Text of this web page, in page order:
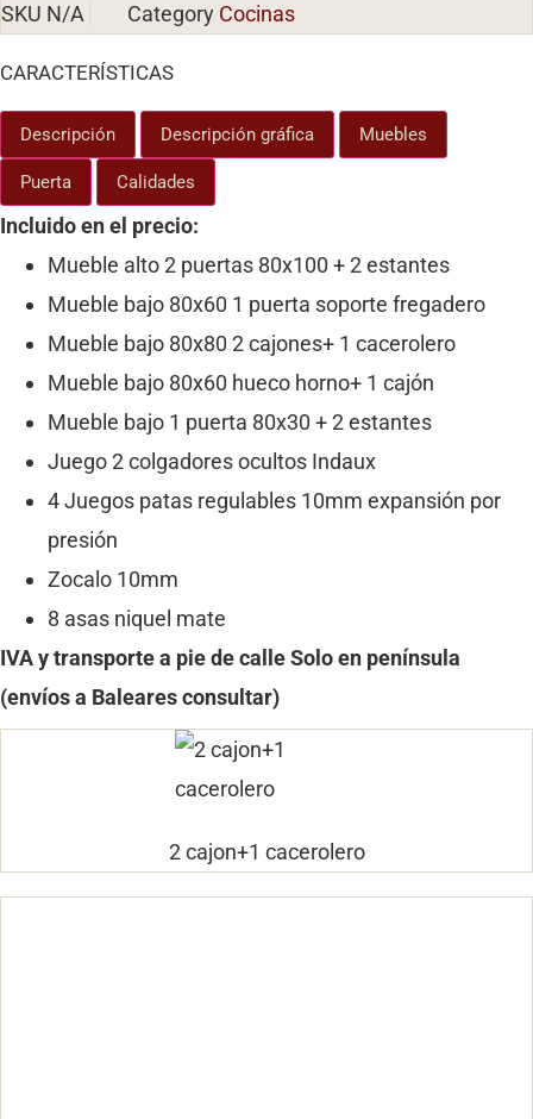
SKU N/A Category Cocinas
CARACTERÍSTICAS
Descripción Descripción gráfica Muebles
Puerta Calidades
Incluido en el precio:
Mueble alto 2 puertas 80x100 + 2 estantes
Mueble bajo 80x60 1 puerta soporte fregadero
Mueble bajo 80x80 2 cajones+ 1 cacerolero
Mueble bajo 80x60 hueco horno+ 1 cajón
Mueble bajo 1 puerta 80x30 + 2 estantes
Juego 2 colgadores ocultos Indaux
4 Juegos patas regulables 10mm expansión por
presión
Zocalo 10mm
8 asas niquel mate
IVA y transporte a pie de calleSolo en península
(envíos a Baleares consultar)
2 cajon+1 cacerolero